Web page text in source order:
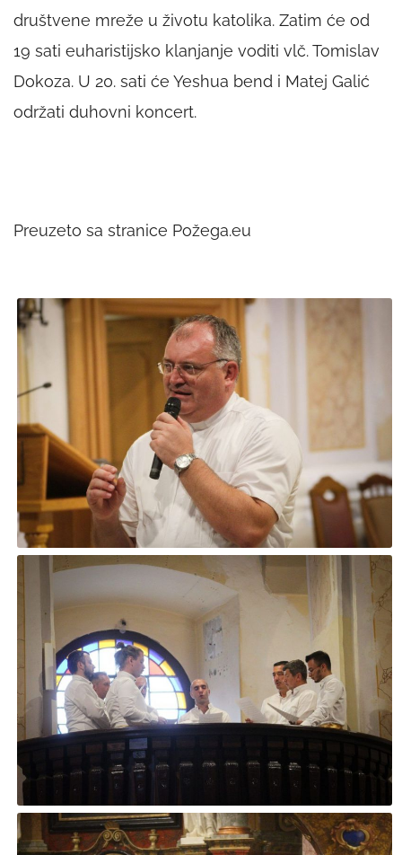
društvene mreže u životu katolika. Zatim će od
19 sati euharistijsko klanjanje voditi vlč. Tomislav
Dokoza. U 20. sati će Yeshua bend i Matej Galić
održati duhovni koncert.
Preuzeto sa stranice Požega.eu